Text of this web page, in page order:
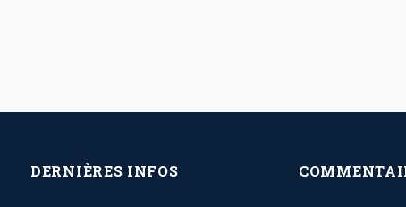
DERNIÈRES INFOS